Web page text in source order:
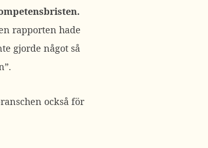
rapporten hade
gjorde något så
också för